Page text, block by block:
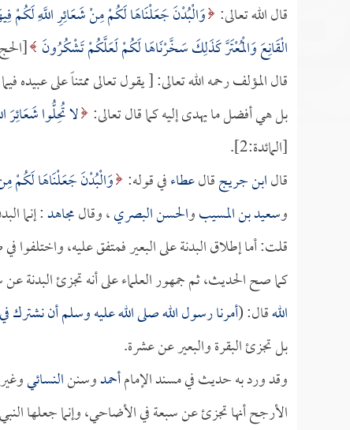
قال الله تعالى: وَالْبُدْنَ جَعَلْنَاهَا لَكُمْ مِنْ شَعَائِرِ اللَّهِ لَكُمْ
الْقَانِعَ وَالْمُعْتَرَّ كَذَلِكَ سَخَّرْنَاهَا لَكُمْ لَعَلَّكُمْ تَشْكُرُونَ
قال المؤلف رحمه الله تعالى: [ يقول تعالى ممتناً على
بل هي أفضل ما يهدى إليه كما قال تعالى: لا تُحِلُّوا شَعَائِرَ
[المائدة:2].
قالابن جريجقالعطاءفي قوله: وَالْبُدْنَ جَعَلْنَاهَا لَكُمْ
وسعيد بن المسيبوالحسن البصري، وقالمجاهد: إنما
قلت: أما إطلاق البدنة على البعير فمتفق عليه،
كما صح الحديث، ثم جمهور العلماء على أنه تجزئ البدنة
اللهقال: (أمرنا رسول الله صلى الله عليه وسلم أن نشترك
بل تجزئ البقرة والبعير عن عشرة.
وقد ورد به حديث في مسند الإمامأحمدوسننالنسائي
الأرجح أنها تجزئ عن سبعة في الأضاحي، وإنما جعلها